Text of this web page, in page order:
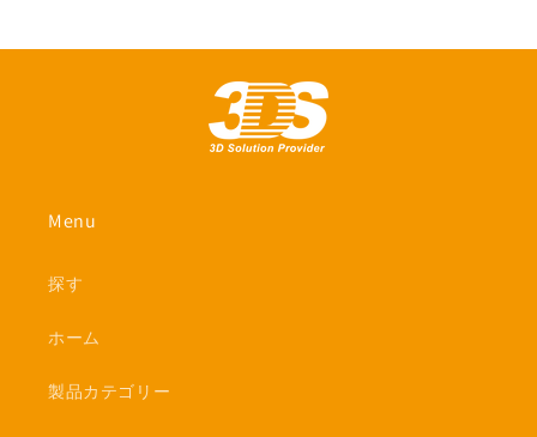
Menu
探す
ホーム
製品カテゴリー